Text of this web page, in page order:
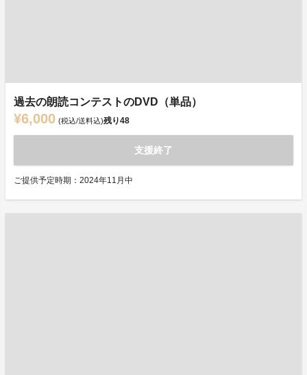
過去の朗読コンテストのDVD（単品）
¥6,000 (税込/送料込)残り48
支援終了
ご提供予定時期：2024年11月中